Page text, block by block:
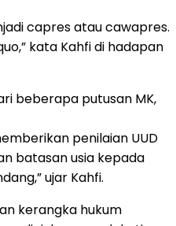
capres atau cawapres.
kata Kahfi di hadapan
beberapa putusan MK,
penilaian UUD
batasan usia kepada
ujar Kahfi.
kerangka hukum